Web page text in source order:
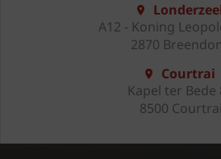
A12 - Koning
2870
Courtrai
Kapel ter Bede
8500 Courtrai